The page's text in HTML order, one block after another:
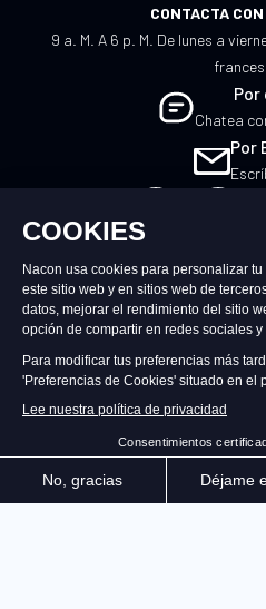
CONTACTA
9 a. M. A 6 p. M. De lunes a
Chatea
Por
©2026 – Nacon |